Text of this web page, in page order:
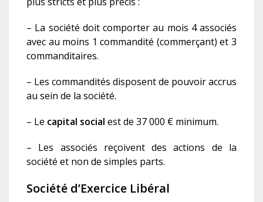
– La société doit comporter au mois 4 associés
avec au moins 1 commandité (commerçant) et 3
commanditaires.
– Les commandités disposent de pouvoir accrus
au sein de la société.
– Le capital social est de 37 000 € minimum.
– Les associés reçoivent des actions de la
société et non de simples parts.
Société d’Exercice Libéral